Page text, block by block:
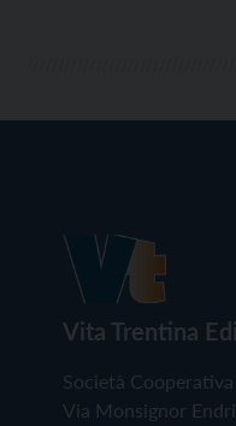
Vita Trentina
Società Cooperativa
Via Monsignor